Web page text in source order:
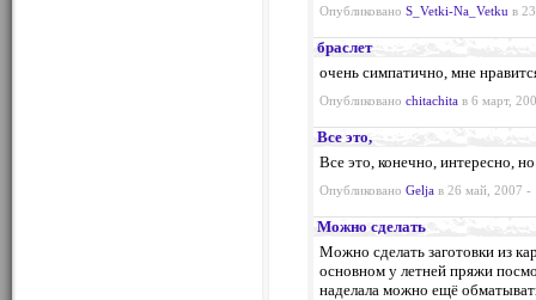
Опубликовано S_Vetki-Na_Vetku в
браслет
очень симпатично, мне
Опубликовано chitachita в 6 март,
Все это,
Все это, конечно, интересно,
Опубликовано Gelja в 26 май, 2007
Можно сделать
Можно сделать заготовки из
основном у летней пряжи
наделала можно ещё